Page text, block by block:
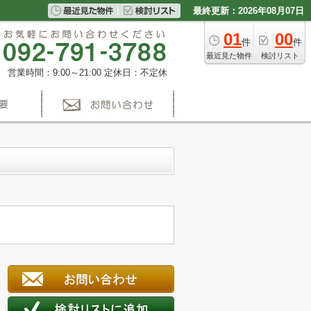
最終更新：2026年08月07日
01件
最近見た物件
00件
検討リスト
営業時間：9:00～21:00 定休日：不定休